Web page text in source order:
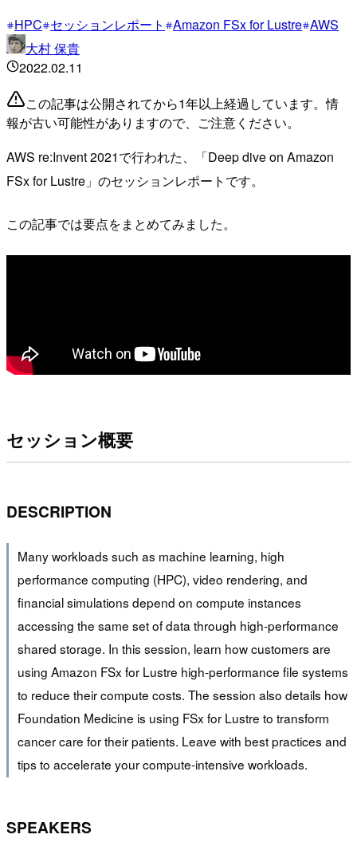
HPC セッションレポート Amazon FSx for Lustre AWS
大村 保貴
2022.02.11
この記事は公開されてから1年以上経過しています。情
報が古い可能性がありますので、ご注意ください。
AWS re:Invent 2021で行われた、「Deep dive on Amazon
FSx for Lustre」のセッションレポートです。
この記事では要点をまとめてみました。
セッション概要
DESCRIPTION
Many workloads such as machine learning, high
performance computing (HPC), video rendering, and
financial simulations depend on compute instances
accessing the same set of data through high-performance
shared storage. In this session, learn how customers are
using Amazon FSx for Lustre high-performance file systems
to reduce their compute costs. The session also details how
Foundation Medicine is using FSx for Lustre to transform
cancer care for their patients. Leave with best practices and
tips to accelerate your compute-intensive workloads.
SPEAKERS